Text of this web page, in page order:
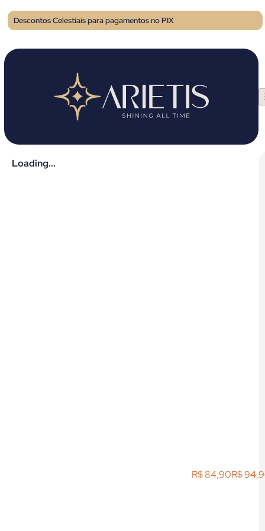
Descontos Celestiais para pagamentos no PIX
Loading...
R$
R$84,90